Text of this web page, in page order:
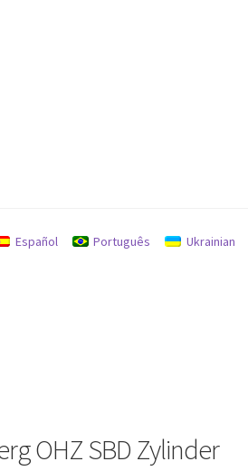
Español Português Ukrainian
OHZ SBD Zylinder